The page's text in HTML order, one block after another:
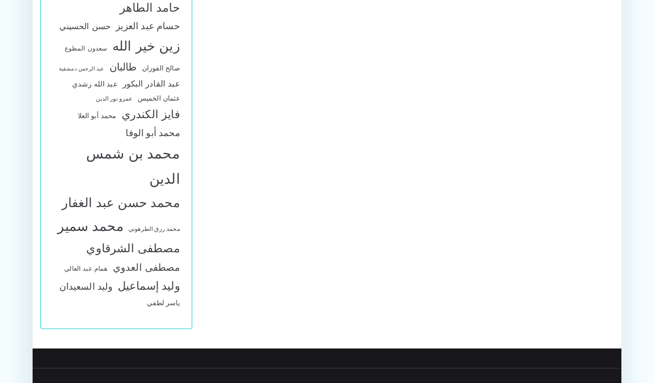
حامد الطاهر
حسام عبد العزيز حسن الحسيني
زين خير الله سعدون المطوع
صالح الفوزان طالبان عبد الرحمن دمشقية
عبد القادر البكور عبد الله رشدي
عثمان الخميس عمرو نور الدين
فايز الكندري محمد أبو العلا
محمد أبو الوفا
محمد بن شمس
الدين
محمد حسن عبد الغفار
محمد رزق الطرهوني محمد سمير
مصطفى الشرقاوي
مصطفى العدوي همام عبد العالي
وليد إسماعيل وليد السعيدان
ياسر لطفي